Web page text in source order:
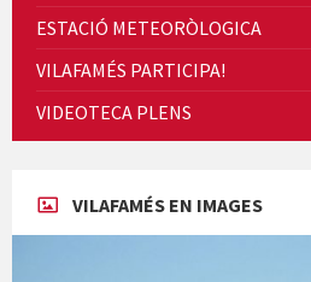
Cicle de Cine i Dones rurals
ESTACIÓ METEORÒLOGICA
VILAFAMÉS PARTICIPA!
VIDEOTECA PLENS
VILAFAMÉS EN IMAGES